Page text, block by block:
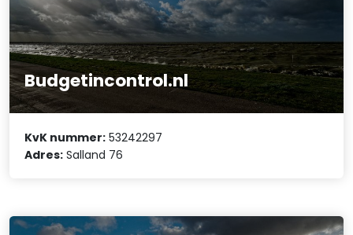
Budgetincontrol.nl
KvK nummer: 53242297
Adres: Salland 76